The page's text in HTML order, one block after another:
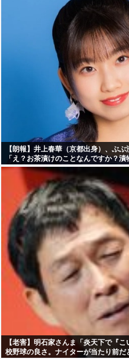
【朗報】井上春華（京都出身）、ぶ
「え？お茶漬けのことなんですか？
【老害】明石家さんま「炎天下で『
校野球の良さ。ナイターが当たり前だ